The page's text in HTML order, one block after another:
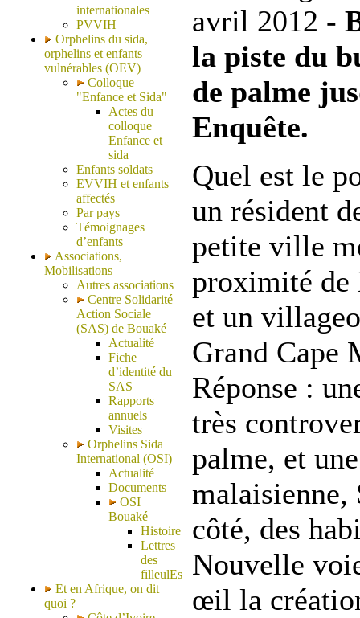
internationales
PVVIH
Orphelins du sida,
orphelins et enfants
vulnérables (OEV)
Colloque
"Enfance et Sida"
Actes du
colloque
Enfance et
sida
Enfants soldats
EVVIH et enfants
affectés
Par pays
Témoignages
d’enfants
Associations,
Mobilisations
Autres associations
Centre Solidarité
Action Sociale
(SAS) de Bouaké
Actualité
Fiche
d’identité du
SAS
Rapports
annuels
Visites
Orphelins Sida
International (OSI)
Actualité
Documents
OSI
Bouaké
Histoire
Lettres
des
filleulEs
Et en Afrique, on dit
quoi ?
avril 2012 -
la piste du
de palme
Enquête.
Quel est le
un résident
petite ville
proximité de
et un
Grand Cape
Réponse :
très
palme, et
malaisienne,
côté, des
Nouvelle
œil la